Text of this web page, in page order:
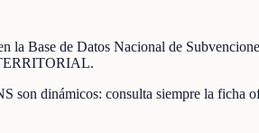
la Base de Datos Nacional de
.
son dinámicos: consulta siempre la ficha